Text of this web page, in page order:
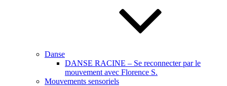
Danse
DANSE RACINE – Se reconnecter par le
mouvement avec Florence S.
Mouvements sensoriels